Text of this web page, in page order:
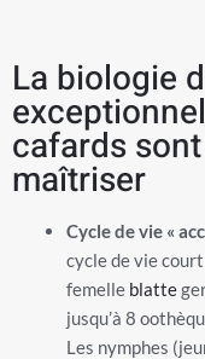
La biologie
cafards
maîtriser
Cycle de vie «
cycle de vie
femelle blatte
jusqu’à 8
Les nymphes